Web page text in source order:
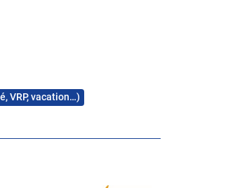
VRP, vacation…)